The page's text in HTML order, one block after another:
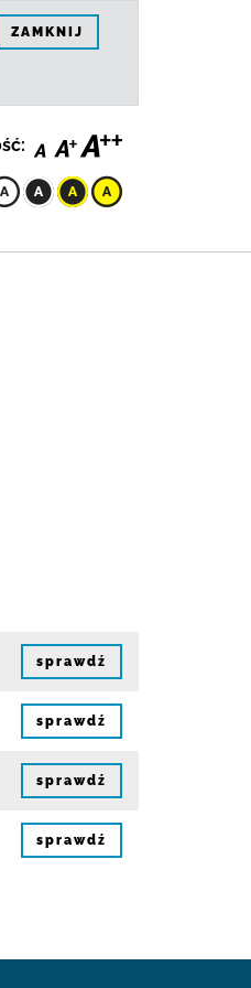
ZAMKNIJ
sprawdź
sprawdź
sprawdź
sprawdź